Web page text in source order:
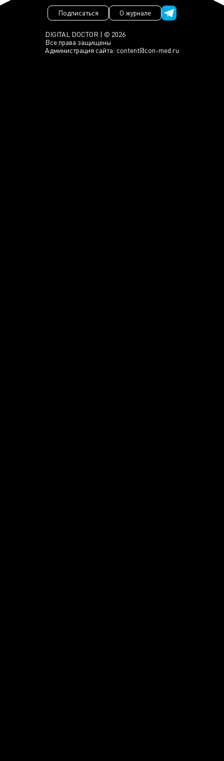
DIGITAL DOCTOR | © 2026
Все права защищены
Администрация сайта: content@con-med.ru
Подписаться О журнале